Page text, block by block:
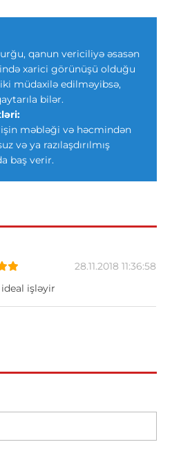
qanun vericiliyə əsasən
xarici görünüşü olduğu
müdaxilə edilməyibsə,
bilər.
məbləği və həcmindən
və ya razılaşdırılmış
baş verir.
28.11.2018 11:36:58
işləyir